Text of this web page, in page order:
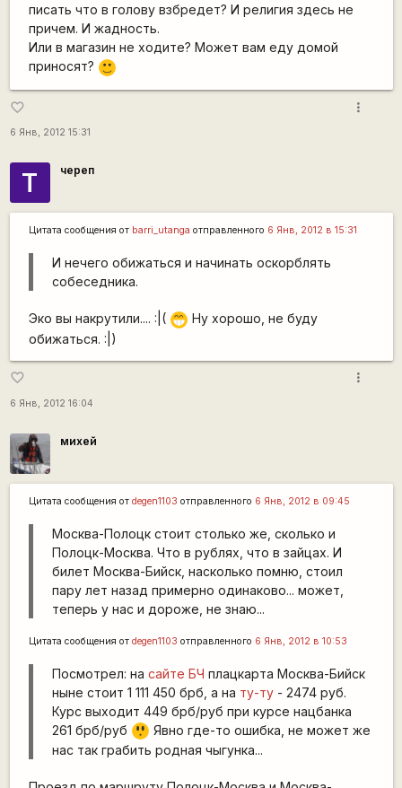
писать что в голову взбредет? И религия здесь не
причем. И жадность.
Или в магазин не ходите? Может вам еду домой
приносят?
:)
favorite_border
6 Янв, 2012 15:31
more_vert
Т череп
Цитата сообщения от barri_utanga отправленного 6 Янв, 2012 в 15:31
И нечего обижаться и начинать оскорблять
собеседника.
Эко вы накрутили.... :|( ;D Ну хорошо, не буду
обижаться. :|)
favorite_border
6 Янв, 2012 16:04
more_vert
михей
Цитата сообщения от degen1103 отправленного 6 Янв, 2012 в 09:45
Москва-Полоцк стоит столько же, сколько и
Полоцк-Москва. Что в рублях, что в зайцах. И
билет Москва-Бийск, насколько помню, стоил
пару лет назад примерно одинаково... может,
теперь у нас и дороже, не знаю...
Цитата сообщения от degen1103 отправленного 6 Янв, 2012 в 10:53
Посмотрел: на сайте БЧ плацкарта Москва-Бийск
ныне стоит 1 111 450 брб, а на ту-ту- 2474 руб.
Курс выходит 449 брб/руб при курсе нацбанка
261 брб/руб
=8
O
Явно где-то ошибка, не может же
нас так грабить родная чыгунка...